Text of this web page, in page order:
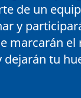
de un
y
marcarán el
tu